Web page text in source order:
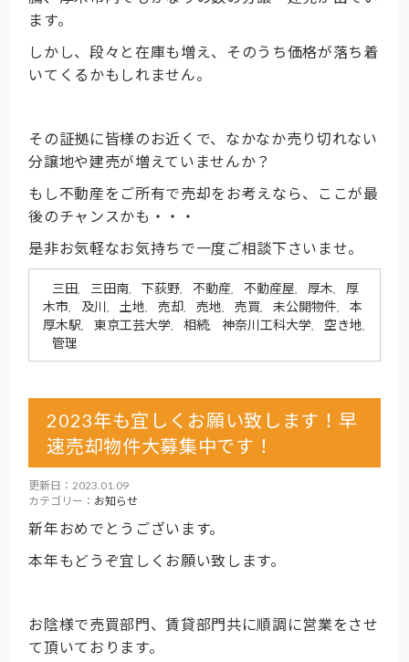
ます。
しかし、段々と在庫も増え、そのうち価格が落ち着
いてくるかもしれません。
その証拠に皆様のお近くで、なかなか売り切れない
分譲地や建売が増えていませんか？
もし不動産をご所有で売却をお考えなら、ここが最
後のチャンスかも・・・
是非お気軽なお気持ちで一度ご相談下さいませ。
三田 三田南 下荻野 不動産 不動産屋 厚木
厚
木市
及川 土地 売却 売地 売買 未公開物件
本
厚木駅
東京工芸大学 相続 神奈川工科大学 空き地
管理
2023年も宜しくお願い致します！早
速売却物件大募集中です！
更新日：2023.01.09
カテゴリー： お知らせ
新年おめでとうございます。
本年もどうぞ宜しくお願い致します。
お陰様で売買部門、賃貸部門共に順調に営業をさせ
て頂いております。